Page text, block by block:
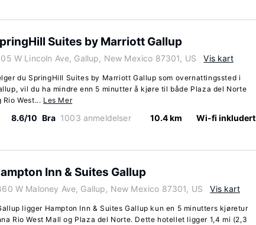
Suites by Marriott Gallup
W Lincoln Ave, Gallup, New Mexico 87301, US Vis kart
du SpringHill Suites by Marriott Gallup som overnattingssted i
vil du ha mindre enn 5 minutter å kjøre til både Plaza del Norte
Rio West... Les Mer
8.6/10 Bra 1003 anmeldelser 10.4 km Wi-fi inkludert
Inn & Suites Gallup
W Maloney Ave, Gallup, New Mexico 87301, US Vis kart
ligger Hampton Inn & Suites Gallup kun en 5 minutters kjøretur
Rio West Mall og Plaza del Norte. Dette hotellet ligger 1,4 mi (2,3